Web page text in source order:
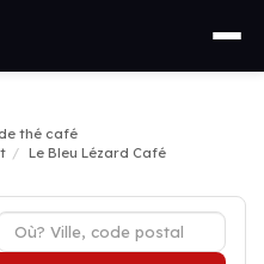
thé café
Le Bleu Lézard Café